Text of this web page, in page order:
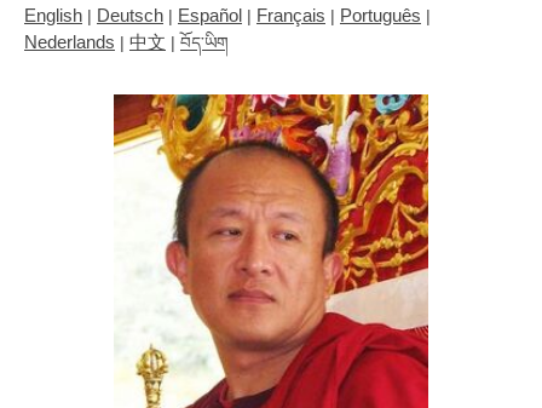
English | Deutsch | Español | Français | Português |
Nederlands | 中文 | བོད་ཡིག